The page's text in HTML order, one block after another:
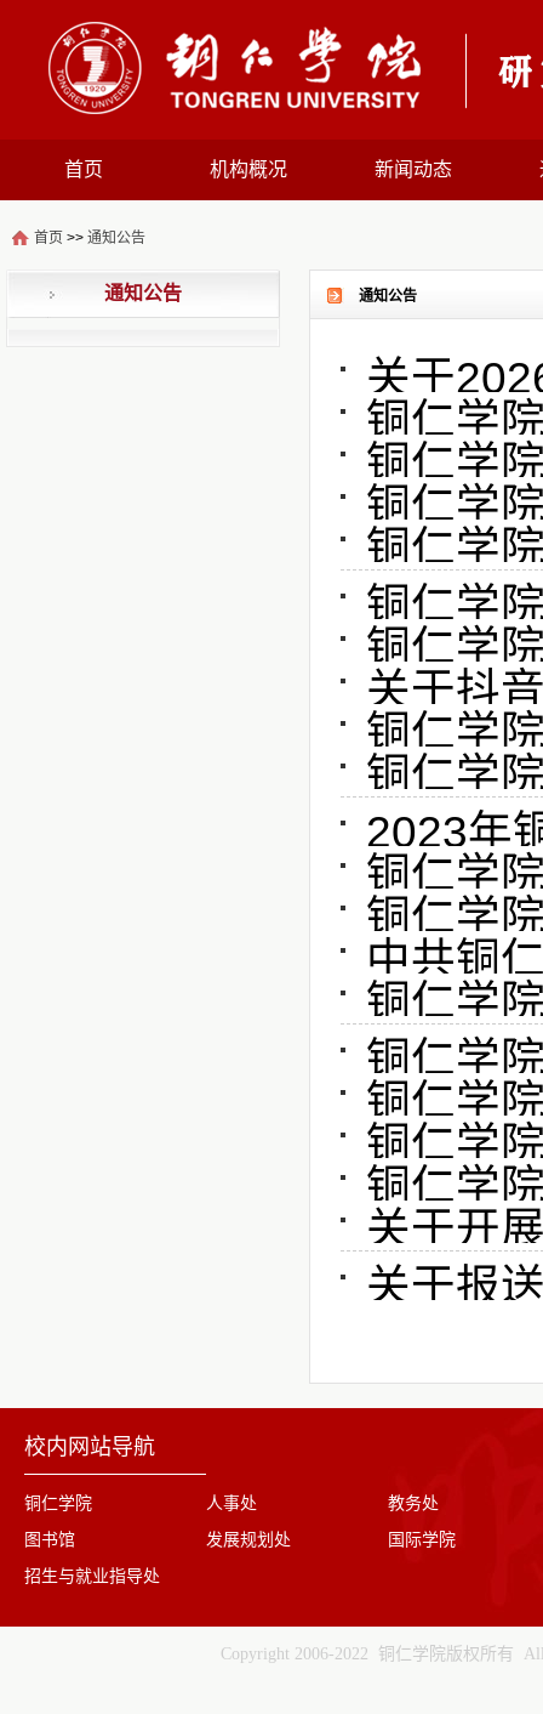
首页 机构概况 新闻动态
首页 >> 通知公告
通知公告 通知公告
关于2026
铜仁学
铜仁学
铜仁学院
铜仁学
铜仁学
铜仁学院
关于抖
铜仁学
铜仁学
2023年
铜仁学
铜仁学
中共铜仁
铜仁学
铜仁学
铜仁学
铜仁学院
铜仁学院关
关于开展
关于报
校内网站导航
铜仁学院 人事处
教务处
图书馆
发展规划处
国际学院
招生与就业指导处
Copyright 2006-2022 铜仁学院版权所有